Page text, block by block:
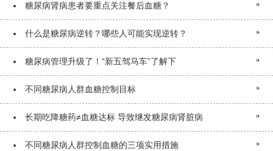
糖尿病肾病患者要重点关注餐后血糖？
什么是糖尿病逆转？哪些人可能实现逆转？
糖尿病管理升级了！“新五驾马车”了解下
不同糖尿病人群血糖控制目标
长期吃降糖药≠血糖达标 导致继发糖尿病肾脏病
不同糖尿病人群控制血糖的三项实用措施